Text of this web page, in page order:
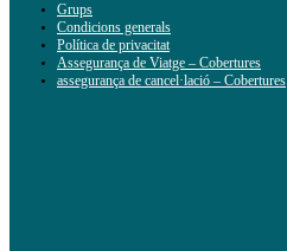
Grups
Condicions generals
Política de privacitat
Assegurança de Viatge – Cobertures
assegurança de cancel·lació – Cobertures